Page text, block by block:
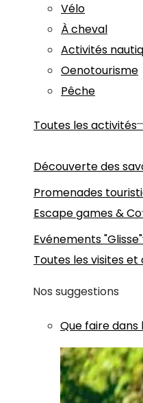
Vélo
À cheval
Activités
Oenotourisme
Pêche
Toutes les activités
Découverte des
Promenades
Escape games & Co
Evénements "Glisse"
Toutes les visites
Nos suggestions
Que faire dans